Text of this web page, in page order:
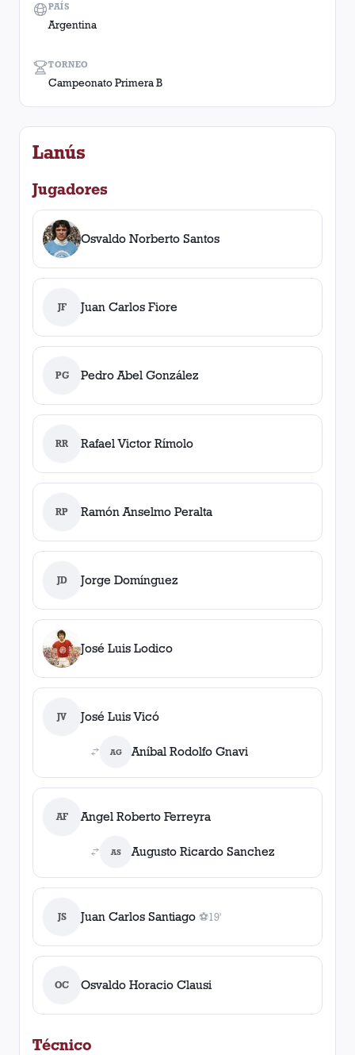
TORNEO
Campeonato Primera B
PAÍS
Argentina
Lanús
Jugadores
Osvaldo Norberto Santos
JF Juan Carlos Fiore
PG Pedro Abel González
RR Rafael Victor Rímolo
RP Ramón Anselmo Peralta
JD Jorge Domínguez
José Luis Lodico
JV José Luis Vicó
AG Aníbal Rodolfo Gnavi
AF Angel Roberto Ferreyra
AS Augusto Ricardo Sanchez
JS Juan Carlos Santiago ⚽
1gol
19'
OC Osvaldo Horacio Clausi
Técnico